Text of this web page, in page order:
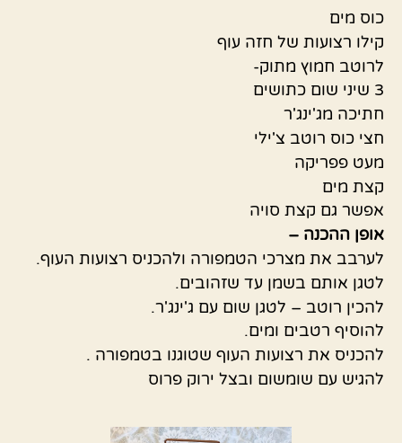
כוס מים
קילו רצועות של חזה עוף
לרוטב חמוץ מתוק-
3 שיני שום כתושים
חתיכה מג'ינג'ר
חצי כוס רוטב צ'ילי
מעט פפריקה
קצת מים
אפשר גם קצת סויה
אופן ההכנה –
לערבב את מצרכי הטמפורה ולהכניס רצועות העוף.
לטגן אותם בשמן עד שזהובים.
להכין רוטב – לטגן שום עם ג'ינג'ר.
להוסיף רטבים ומים.
להכניס את רצועות העוף שטוגנו בטמפורה .
להגיש עם שומשום ובצל ירוק פרוס